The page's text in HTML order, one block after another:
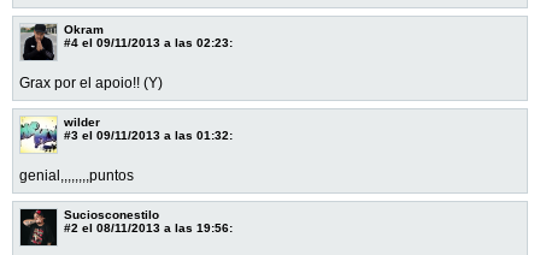
Okram
#4 el 09/11/2013 a las 02:23:
Grax por el apoio!! (Y)
wilder
#3 el 09/11/2013 a las 01:32:
genial,,,,,,,,puntos
Suciosconestilo
#2 el 08/11/2013 a las 19:56: